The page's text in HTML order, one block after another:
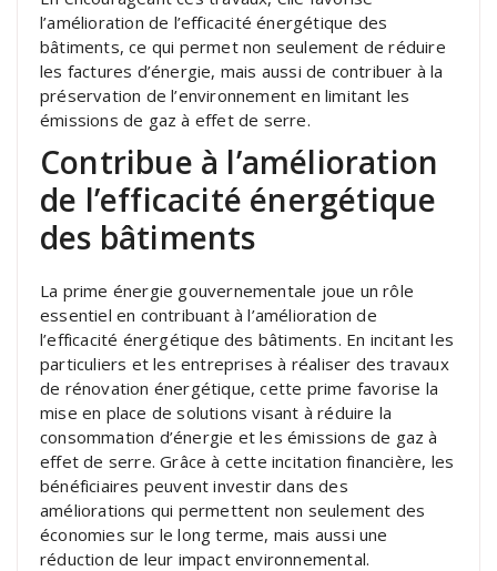
l’amélioration de l’efficacité énergétique des
bâtiments, ce qui permet non seulement de réduire
les factures d’énergie, mais aussi de contribuer à la
préservation de l’environnement en limitant les
émissions de gaz à effet de serre.
Contribue à l’amélioration
de l’efficacité énergétique
des bâtiments
La prime énergie gouvernementale joue un rôle
essentiel en contribuant à l’amélioration de
l’efficacité énergétique des bâtiments. En incitant les
particuliers et les entreprises à réaliser des travaux
de rénovation énergétique, cette prime favorise la
mise en place de solutions visant à réduire la
consommation d’énergie et les émissions de gaz à
effet de serre. Grâce à cette incitation financière, les
bénéficiaires peuvent investir dans des
améliorations qui permettent non seulement des
économies sur le long terme, mais aussi une
réduction de leur impact environnemental.